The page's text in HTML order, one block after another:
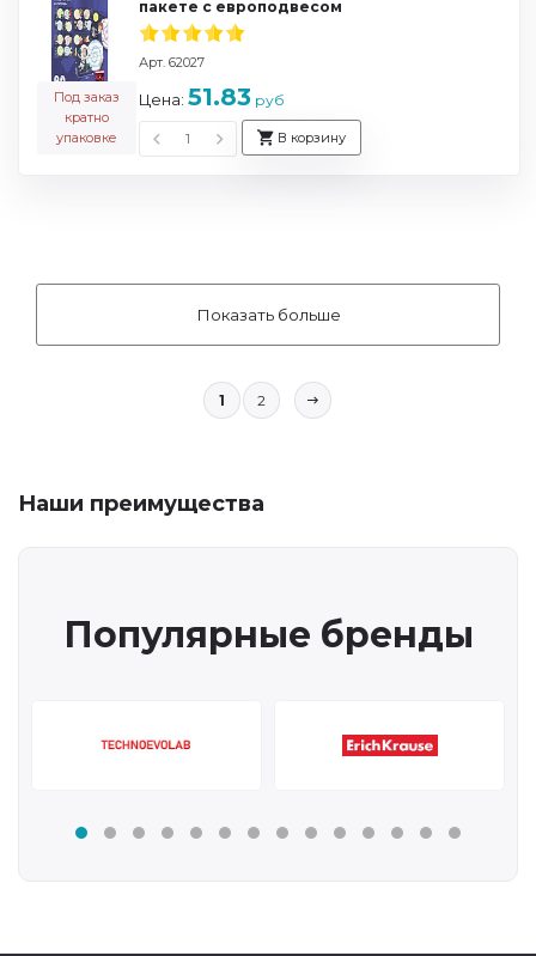
пакете с европодвесом
Арт. 62027
Под заказ
кратно
упаковке
Цена: 51.83 руб
В корзину
Показать больше
1 2
Наши преимущества
Популярные бренды